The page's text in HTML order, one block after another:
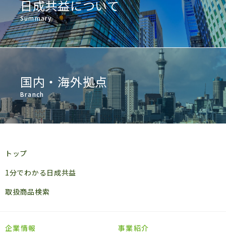
日成共益について
Summary
国内・海外拠点
Branch
トップ
1分でわかる日成共益
取扱商品検索
企業情報
事業紹介